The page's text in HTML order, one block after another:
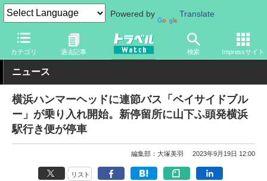
Powered by Translate
カテゴリ 過去記事 検索 Impressサイト
トラベル Watch 旅の情報 観光地 観光スポット
ニュース
横浜ハンマーヘッドに連節バス「ベイサイドブル
ー」が乗り入れ開始。新停留所に山下ふ頭発横浜
駅行き便が停車
編集部：大塚美羽 2023年9月19日 12:00
リスト